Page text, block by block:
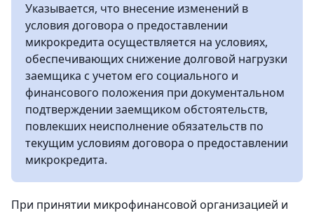
Указывается, что внесение изменений в
условия договора о предоставлении
микрокредита осуществляется на условиях,
обеспечивающих снижение долговой нагрузки
заемщика с учетом его социального и
финансового положения при документальном
подтверждении заемщиком обстоятельств,
повлекших неисполнение обязательств по
текущим условиям договора о предоставлении
микрокредита.
При принятии микрофинансовой организацией и